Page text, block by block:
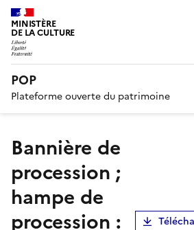
MINISTÈRE
DE LA CULTURE
POP
Plateforme ouverte du patrimoine
bannière de
procession ;
hampe de
procession :